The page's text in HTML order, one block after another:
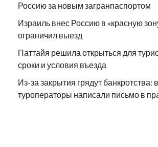
Россию за новым загранпаспортом
Израиль внес Россию в «красную
ограничил выезд
Паттайя решила открыться для
сроки и условия въезда
Из-за закрытия грядут
туроператоры написали письмо в